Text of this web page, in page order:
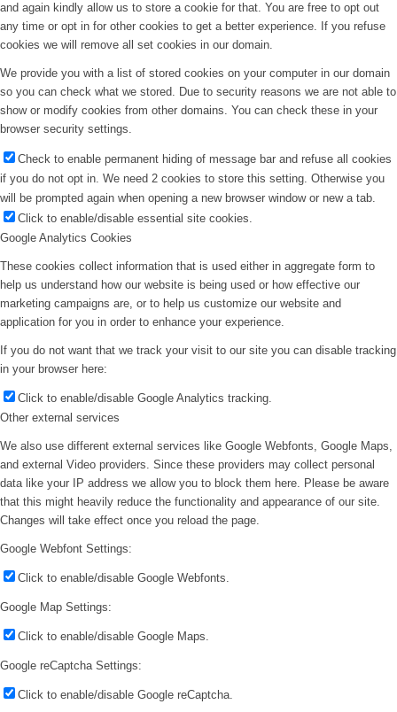
and again kindly allow us to store a cookie for that. You are free to opt out
any time or opt in for other cookies to get a better experience. If you refuse
cookies we will remove all set cookies in our domain.
We provide you with a list of stored cookies on your computer in our domain
so you can check what we stored. Due to security reasons we are not able to
show or modify cookies from other domains. You can check these in your
browser security settings.
Check to enable permanent hiding of message bar and refuse all cookies
if you do not opt in. We need 2 cookies to store this setting. Otherwise you
will be prompted again when opening a new browser window or new a tab.
Click to enable/disable essential site cookies.
Google Analytics Cookies
These cookies collect information that is used either in aggregate form to
help us understand how our website is being used or how effective our
marketing campaigns are, or to help us customize our website and
application for you in order to enhance your experience.
If you do not want that we track your visit to our site you can disable tracking
in your browser here:
Click to enable/disable Google Analytics tracking.
Other external services
We also use different external services like Google Webfonts, Google Maps,
and external Video providers. Since these providers may collect personal
data like your IP address we allow you to block them here. Please be aware
that this might heavily reduce the functionality and appearance of our site.
Changes will take effect once you reload the page.
Google Webfont Settings:
Click to enable/disable Google Webfonts.
Google Map Settings:
Click to enable/disable Google Maps.
Google reCaptcha Settings:
Click to enable/disable Google reCaptcha.